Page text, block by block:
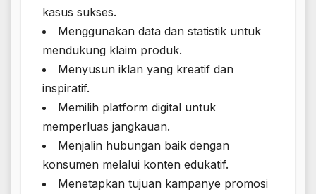
kasus sukses.
Menggunakan data dan statistik untuk
mendukung klaim produk.
Menyusun iklan yang kreatif dan
inspiratif.
Memilih platform digital untuk
memperluas jangkauan.
Menjalin hubungan baik dengan
konsumen melalui konten edukatif.
Menetapkan tujuan kampanye promosi